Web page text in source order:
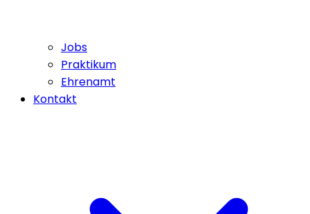
Jobs
Praktikum
Ehrenamt
Kontakt